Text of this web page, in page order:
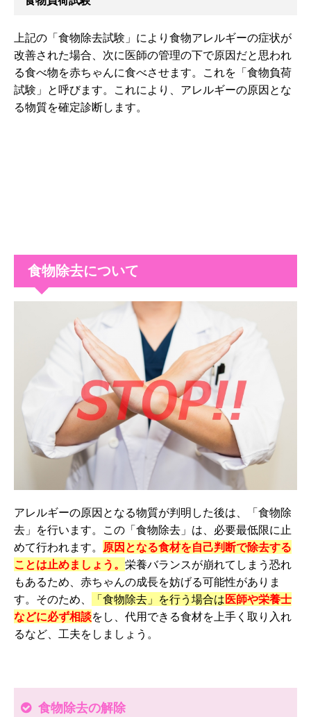
上記の「食物除去試験」により食物アレルギーの症状が
改善された場合、次に医師の管理の下で原因だと思われ
る食べ物を赤ちゃんに食べさせます。これを「食物負荷
試験」と呼びます。これにより、アレルギーの原因とな
る物質を確定診断します。
食物除去について
アレルギーの原因となる物質が判明した後は、「食物除
去」を行います。この「食物除去」は、必要最低限に止
めて行われます。 原因となる食材を自己判断で除去する
ことは止めましょう。 栄養バランスが崩れてしまう恐れ
もあるため、赤ちゃんの成長を妨げる可能性がありま
す。そのため、
「食物除去」を行う場合は医師や栄養士
などに必ず相談をし、代用できる食材を上手く取り入れ
るなど、工夫をしましょう。
食物除去の解除